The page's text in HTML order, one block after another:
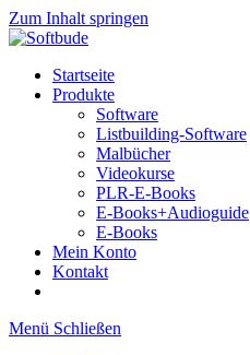
Zum Inhalt springen
Startseite
Produkte
Software
Listbuilding-Software
Malbücher
Videokurse
PLR-E-Books
E-Books+Audioguide
E-Books
Mein Konto
Kontakt
Menü Schließen